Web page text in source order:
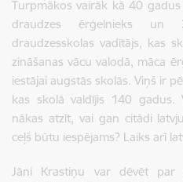
Turpmākos vairāk kā 40
draudzes ērģelnieks
draudzesskolas vadītājs, kas
zināšanas vācu valodā, māca
iestājai augstās skolās. Viņš ir
kas skolā valdījis 140 gadus.
nākas atzīt, vai gan citādi
ceļš būtu iespējams? Laiks arī
Jāni Krastiņu var dēvēt par